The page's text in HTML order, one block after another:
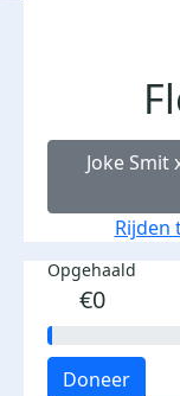
Joke Smit
Rijden
Opgehaald
€0
Doneer